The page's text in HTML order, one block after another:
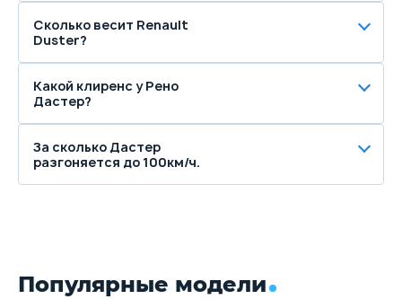
Сколько весит Renault
Duster?
Какой клиренс у Рено
Дастер?
За сколько Дастер
разгоняется до 100км/ч.
Популярные модели